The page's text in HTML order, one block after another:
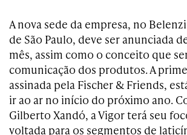
A nova sede da empresa, no
de São Paulo, deve ser anunciada
mês, assim como o conceito que
comunicação dos produtos. A
assinada pela Fischer & Friends,
ir ao ar no início do próximo ano.
Gilberto Xandó, a Vigor terá seu
voltada para os segmentos de